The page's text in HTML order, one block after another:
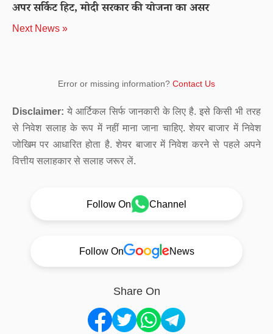
अपर सर्किट हिट, मोदी सरकार की योजना का असर
Next News »
Error or missing information? Contact Us
Disclaimer: ये आर्टिकल सिर्फ जानकारी के लिए है. इसे किसी भी तरह
से निवेश सलाह के रूप में नहीं माना जाना चाहिए. शेयर बाजार में निवेश
जोखिम पर आधारित होता है. शेयर बाजार में निवेश करने से पहले अपने
वित्तीय सलाहकार से सलाह जरूर लें.
Follow On Channel
Follow On News
Share On